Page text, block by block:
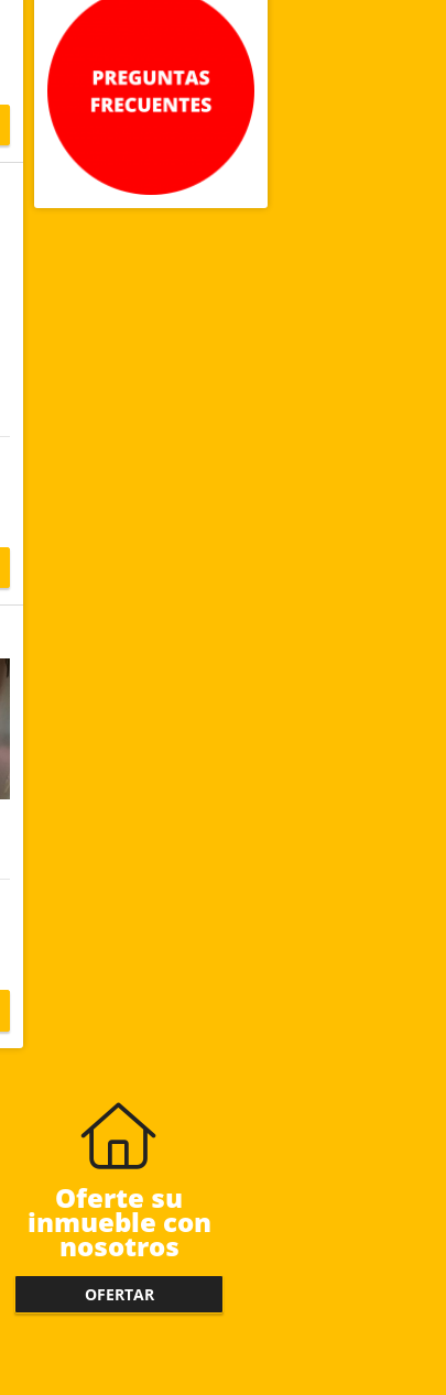
Oferte su
inmueble con
nosotros
OFERTAR